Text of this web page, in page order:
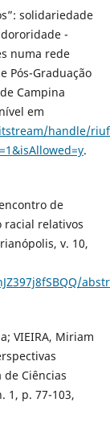
solidariedade
-
numa rede
Pós-Graduação
Campina
em
handle/
.
de
racial relativos
v. 10,
VIEIRA, Miriam
Ciências
1, p. 77-103,